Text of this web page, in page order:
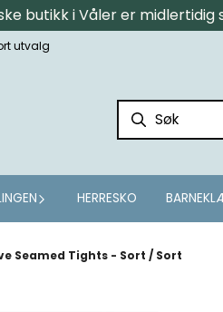
butikk i Våler er
utvalg
HERRESKO
Seamed Tights - Sort / Sort